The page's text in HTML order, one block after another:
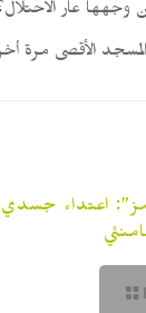
وجهها عار
المسجد الأقصى
اعتداء جسدي